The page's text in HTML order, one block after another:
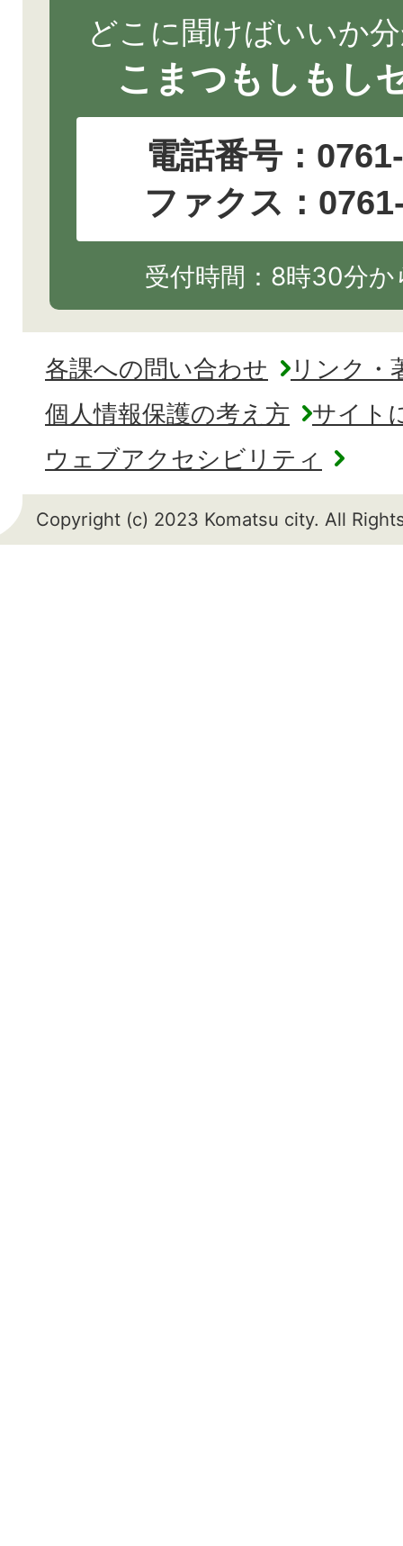
どこに聞けばいいか
こまつもしもし
電話番号：
ファクス：
受付時間：8時30分
各課への問い合わせ
リンク・
個人情報保護の考え方
サイト
ウェブアクセシビリティ
Copyright (c) 2023 Komatsu city. All